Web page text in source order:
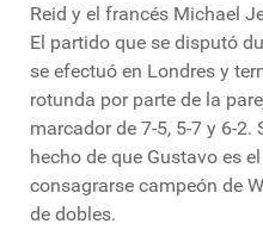
Reid y el francés Michael
El partido que se disputó
se efectuó en Londres y
rotunda por parte de la
marcador de 7-5, 5-7 y 6-2.
hecho de que Gustavo es
consagrarse campeón de
de dobles.